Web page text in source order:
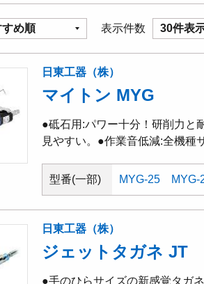
め順 表示件数 30件表
日東工器（株）
マイトン MYG
●砥石用:パワー十分！研削力と
見やすい。●作業音低減:全機種
型番(一部) MYG-25 MYG-
日東工器（株）
ジェットタガネ JT
●手のひらサイズの新感覚タガ